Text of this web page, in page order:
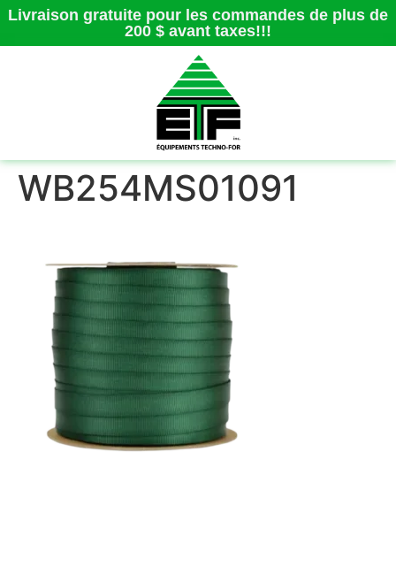
Livraison gratuite pour les commandes de plus de
200 $ avant taxes!!!
WB254MS01091